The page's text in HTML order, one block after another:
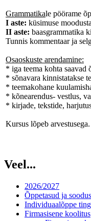
Grammatikale pöörame
I aste: küsimuse
II aste: baasgrammatika
Tunnis kommentaar ja
Osaoskuste arendamine:
* iga teema kohta saavad
* sõnavara kinnistatakse
* teemakohane
* kõnearendus- vestlus,
* kirjade, tekstide,
Kursus lõpeb
Veel...
2026/2027
Õppetasud ja
Individuaalõppe
Firmasisene koolitus